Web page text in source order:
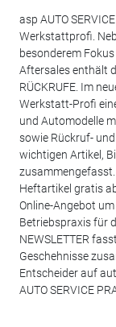
asp AUTO
Werkstattprofi.
besonderem
Aftersales enthält
RÜCKRUFE. Im
Werkstatt-Profi
und Automodelle
sowie Rückruf-
wichtigen Artikel,
Heftartikel gratis
Online-Angebot
Betriebspraxis für
NEWSLETTER
Geschehnisse
Entscheider auf
AUTO SERVICE